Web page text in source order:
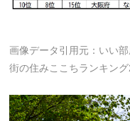
画像データ引用元：いい
街の住みここちランキン